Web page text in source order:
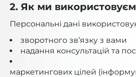
2. Як ми
Персональні дані
зворотного зв’язку з вами
надання консультацій та
маркетингових цілей